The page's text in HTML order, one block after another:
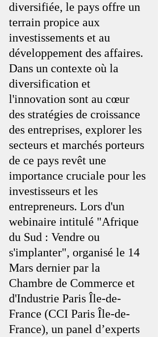
diversifiée, le pays offre un
terrain propice aux
investissements et au
développement des affaires.
Dans un contexte où la
diversification et
l'innovation sont au cœur
des stratégies de croissance
des entreprises, explorer les
secteurs et marchés porteurs
de ce pays revêt une
importance cruciale pour les
investisseurs et les
entrepreneurs. Lors d'un
webinaire intitulé "Afrique
du Sud : Vendre ou
s'implanter", organisé le 14
Mars dernier par la
Chambre de Commerce et
d'Industrie Paris Île-de-
France (CCI Paris Île-de-
France), un panel d’experts